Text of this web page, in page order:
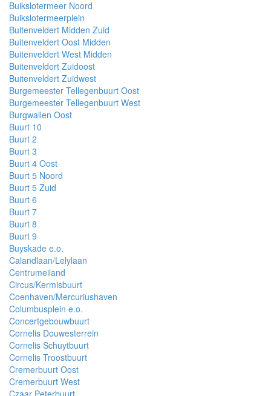
Buikslotermeer Noord
Buikslotermeerplein
Buitenveldert Midden Zuid
Buitenveldert Oost Midden
Buitenveldert West Midden
Buitenveldert Zuidoost
Buitenveldert Zuidwest
Burgemeester Tellegenbuurt Oost
Burgemeester Tellegenbuurt West
Burgwallen Oost
Buurt 10
Buurt 2
Buurt 3
Buurt 4 Oost
Buurt 5 Noord
Buurt 5 Zuid
Buurt 6
Buurt 7
Buurt 8
Buurt 9
Buyskade e.o.
Calandlaan/Lelylaan
Centrumeiland
Circus/Kermisbuurt
Coenhaven/Mercuriushaven
Columbusplein e.o.
Concertgebouwbuurt
Cornelis Douwesterrein
Cornelis Schuytbuurt
Cornelis Troostbuurt
Cremerbuurt Oost
Cremerbuurt West